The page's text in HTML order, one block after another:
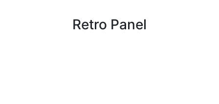
Retro Panel